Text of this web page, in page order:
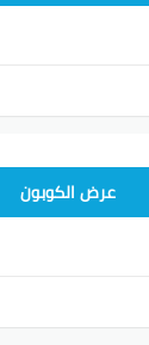
عرض الكوبون